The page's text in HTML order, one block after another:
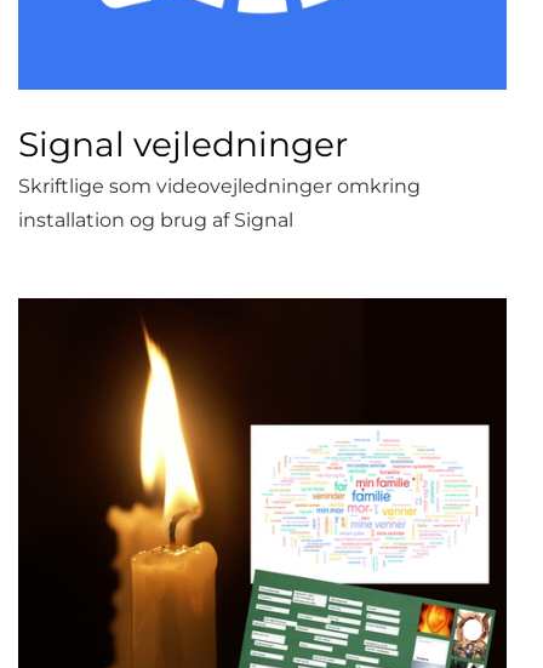
Signal vejledninger
Skriftlige som videovejledninger omkring
installation og brug af Signal